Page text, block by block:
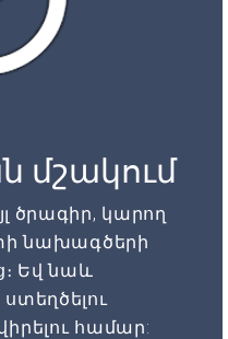
մշակում
ծրագիր, կարող
նախագծերի
Եվ նաև
համար: